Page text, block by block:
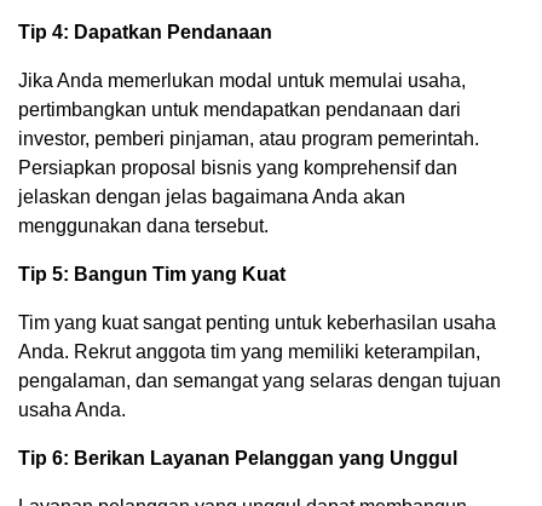
Tip 4: Dapatkan Pendanaan
Jika Anda memerlukan modal untuk memulai usaha,
pertimbangkan untuk mendapatkan pendanaan dari
investor, pemberi pinjaman, atau program pemerintah.
Persiapkan proposal bisnis yang komprehensif dan
jelaskan dengan jelas bagaimana Anda akan
menggunakan dana tersebut.
Tip 5: Bangun Tim yang Kuat
Tim yang kuat sangat penting untuk keberhasilan usaha
Anda. Rekrut anggota tim yang memiliki keterampilan,
pengalaman, dan semangat yang selaras dengan tujuan
usaha Anda.
Tip 6: Berikan Layanan Pelanggan yang Unggul